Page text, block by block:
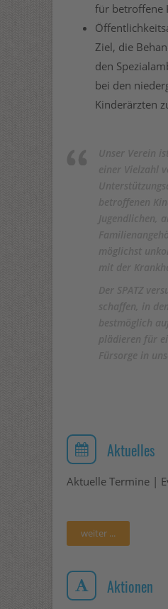
für betroffene
Ziel, die
den
bei den
Kinderärzten
Aktuelles
Aktuelle Termine |
weiter ...
Aktionen